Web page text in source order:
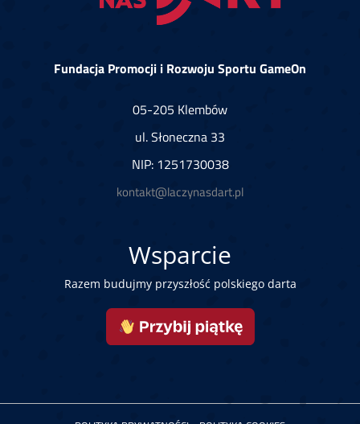
Fundacja Promocji i Rozwoju Sportu GameOn
05-205 Klembów
ul. Słoneczna 33
NIP: 1251730038
kontakt@laczynasdart.pl
Wsparcie
Razem budujmy przyszłość polskiego darta